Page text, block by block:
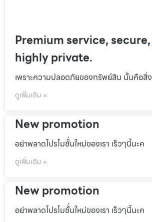
Premium service,
highly private.
เพราะความปลอดภัยของทรัพย์สิน นั้นคือสิ่ง
ดูเพิ่มเติม »
New promotion
อย่าพลาดโปรโมชั้่นใหม่ของเรา เร็วๆนี้นะค
ดูเพิ่มเติม »
New promotion
อย่าพลาดโปรโมชั้่นใหม่ของเรา เร็วๆนี้นะค